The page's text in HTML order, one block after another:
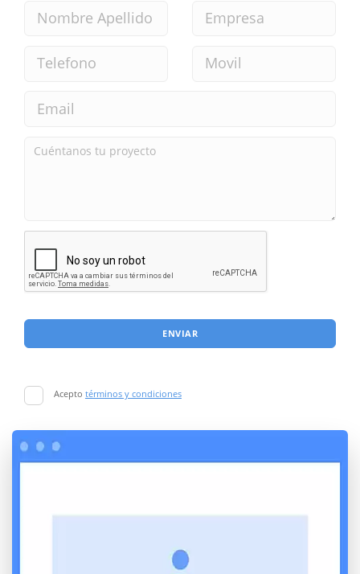
ENVIAR
Acepto términos y condiciones